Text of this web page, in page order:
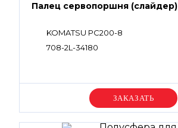
Палец сервопоршня (слайдер)
KOMATSU PC200-8
708-2L-34180
Уточняйте цену